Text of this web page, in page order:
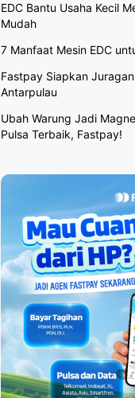
EDC Bantu Usaha Kecil
Mudah
7 Manfaat Mesin EDC
Fastpay Siapkan
Antarpulau
Ubah Warung Jadi
Pulsa Terbaik, Fastpay!